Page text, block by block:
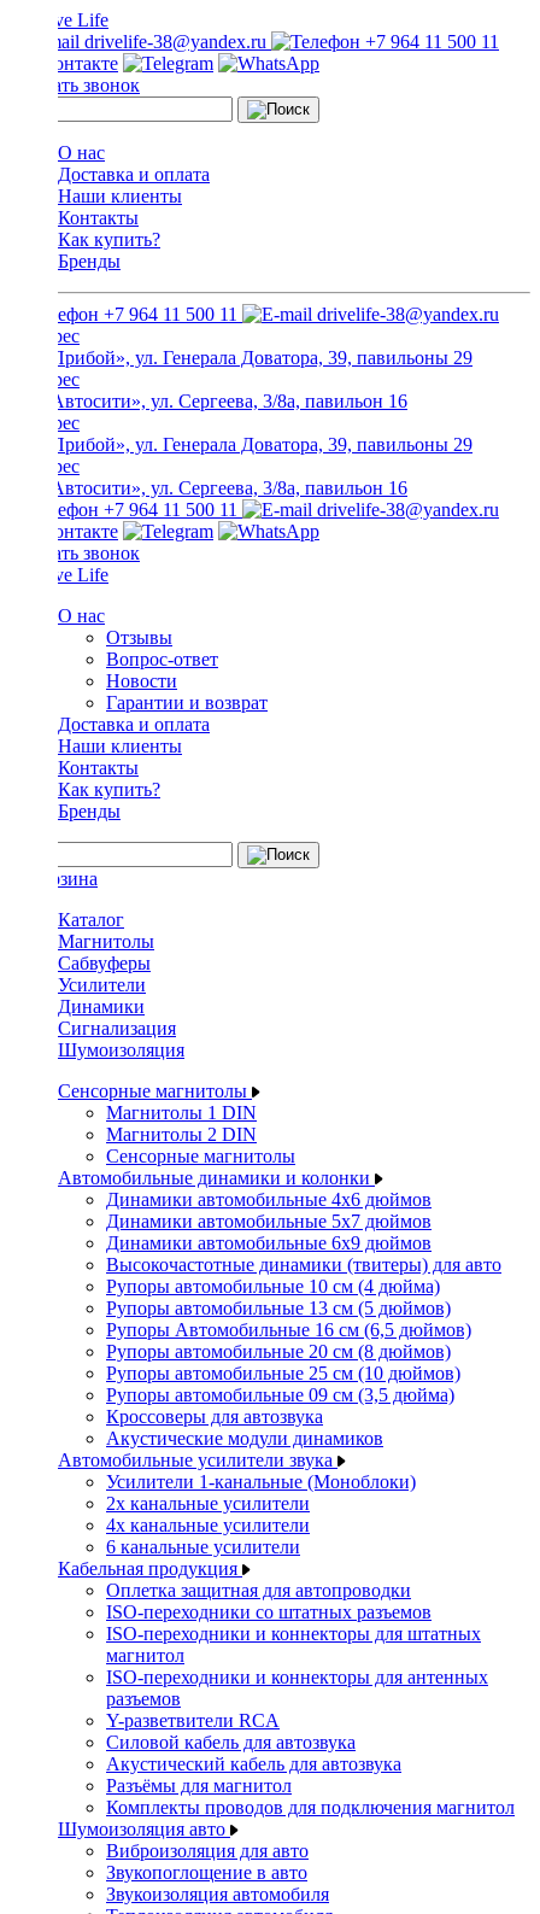
drivelife-38@yandex.ru +7 964 11 500 11
Заказать звонок
О нас
Доставка и оплата
Наши клиенты
Контакты
Как купить?
Бренды
+7 964 11 500 11 drivelife-38@yandex.ru
ТЦ «Прибой», ул. Генерала Доватора, 39, павильоны 29
ТЦ «Автосити», ул. Сергеева, 3/8а, павильон 16
ТЦ «Прибой», ул. Генерала Доватора, 39, павильоны 29
ТЦ «Автосити», ул. Сергеева, 3/8а, павильон 16
+7 964 11 500 11
drivelife-38@yandex.ru
Заказать звонок
О нас
Отзывы
Вопрос-ответ
Новости
Гарантии и возврат
Доставка и оплата
Наши клиенты
Контакты
Как купить?
Бренды
Каталог
Магнитолы
Сабвуферы
Усилители
Динамики
Сигнализация
Шумоизоляция
Сенсорные магнитолы
Магнитолы 1 DIN
Магнитолы 2 DIN
Сенсорные магнитолы
Автомобильные динамики и колонки
Динамики автомобильные 4x6 дюймов
Динамики автомобильные 5x7 дюймов
Динамики автомобильные 6x9 дюймов
Высокочастотные динамики (твитеры) для авто
Рупоры автомобильные 10 см (4 дюйма)
Рупоры автомобильные 13 см (5 дюймов)
Рупоры Автомобильные 16 см (6,5 дюймов)
Рупоры автомобильные 20 см (8 дюймов)
Рупоры автомобильные 25 см (10 дюймов)
Рупоры автомобильные 09 см (3,5 дюйма)
Кроссоверы для автозвука
Акустические модули динамиков
Автомобильные усилители звука
Усилители 1-канальные (Моноблоки)
2х канальные усилители
4х канальные усилители
6 канальные усилители
Кабельная продукция
Оплетка защитная для автопроводки
ISO-переходники со штатных разъемов
ISO-переходники и коннекторы для штатных
магнитол
ISO-переходники и коннекторы для антенных
разъемов
Y-разветвители RCA
Силовой кабель для автозвука
Акустический кабель для автозвука
Разъёмы для магнитол
Комплекты проводов для подключения магнитол
Шумоизоляция авто
Виброизоляция для авто
Звукопоглощение в авто
Звукоизоляция автомобиля